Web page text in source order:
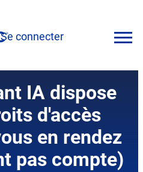
Se connecter
IA dispose
d'accès
en rendez
pas compte)